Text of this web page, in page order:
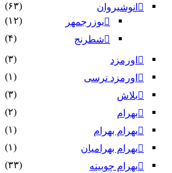
انوشیروان
(۶۳)
بوزرجمهر
(۱۲)
شطرنج
(۴)
اورمزد
(۳)
اورمزد نرسى‏
(۱)
بلاش
(۳)
بهرام
(۲)
بهرام بهرام
(۱)
بهرام بهرامیان‏
(۱)
بهرام چوبینه
(۳۳)